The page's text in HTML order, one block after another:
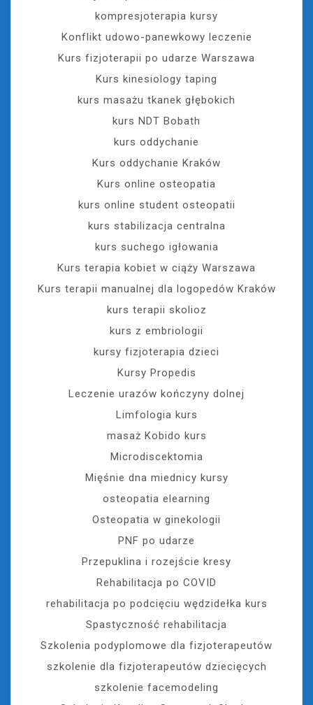
kompresjoterapia kursy
Konflikt udowo-panewkowy leczenie
Kurs fizjoterapii po udarze Warszawa
Kurs kinesiology taping
kurs masażu tkanek głębokich
kurs NDT Bobath
kurs oddychanie
Kurs oddychanie Kraków
Kurs online osteopatia
kurs online student osteopatii
kurs stabilizacja centralna
kurs suchego igłowania
Kurs terapia kobiet w ciąży Warszawa
Kurs terapii manualnej dla logopedów Kraków
kurs terapii skolioz
kurs z embriologii
kursy fizjoterapia dzieci
Kursy Propedis
Leczenie urazów kończyny dolnej
Limfologia kurs
masaż Kobido kurs
Microdiscektomia
Mięśnie dna miednicy kursy
osteopatia elearning
Osteopatia w ginekologii
PNF po udarze
Przepuklina i rozejście kresy
Rehabilitacja po COVID
rehabilitacja po podcięciu wędzidełka kurs
Spastyczność rehabilitacja
Szkolenia podyplomowe dla fizjoterapeutów
szkolenie dla fizjoterapeutów dziecięcych
szkolenie facemodeling